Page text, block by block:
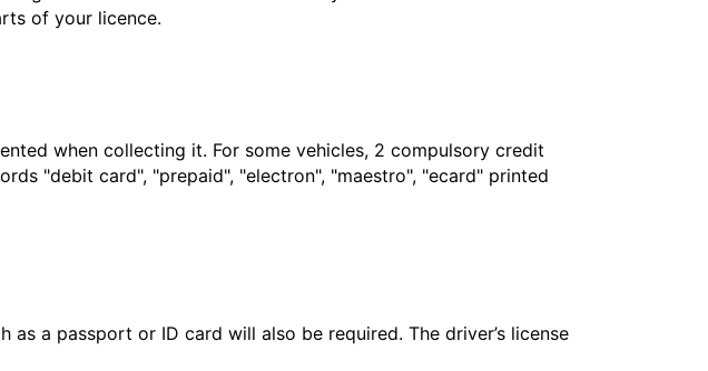
of your licence.
when collecting it. For some vehicles, 2 compulsory credit
"debit card", "prepaid", "electron", "maestro", "ecard" printed
a passport or ID card will also be required. The driver’s license